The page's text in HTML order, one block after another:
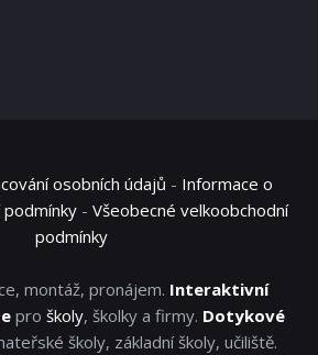
osobních údajů - Informace o
- Všeobecné velkoobchodní
podmínky
montáž, pronájem. Interaktivní
pro školy, školky a firmy. Dotykové
školy, základní školy, učiliště.